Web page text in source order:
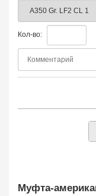
Кол-во:
Муфта-